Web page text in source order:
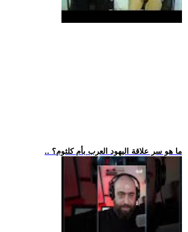
.. ما هو سر علاقة اليهود العرب بأم كلثوم؟